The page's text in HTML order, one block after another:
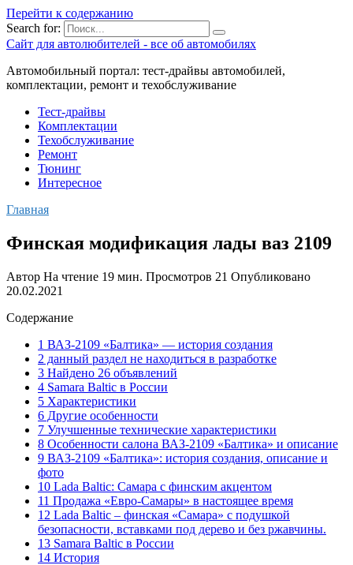
Перейти к содержанию
Search for:
Сайт для автолюбителей - все об автомобилях
Автомобильный портал: тест-драйвы автомобилей,
комплектации, ремонт и техобслуживание
Тест-драйвы
Комплектации
Техобслуживание
Ремонт
Тюнинг
Интересное
Главная
Финская модификация лады ваз 2109
Автор На чтение 19 мин. Просмотров 21 Опубликовано
20.02.2021
Содержание
1 ВАЗ-2109 «Балтика» — история создания
2 данный раздел не находиться в разработке
3 Найдено 26 объявлений
4 Samara Baltic в России
5 Характеристики
6 Другие особенности
7 Улучшенные технические характеристики
8 Особенности салона ВАЗ-2109 «Балтика» и описание
9 ВАЗ-2109 «Балтика»: история создания, описание и
фото
10 Lada Baltic: Самара с финским акцентом
11 Продажа «Евро-Самары» в настоящее время
12 Lada Baltic – финская «Самара» с подушкой
безопасности, вставками под дерево и без ржавчины.
13 Samara Baltic в России
14 История